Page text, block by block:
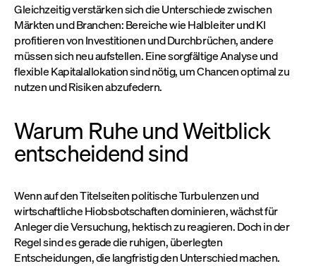
Gleichzeitig verstärken sich die Unterschiede zwischen
Märkten und Branchen: Bereiche wie Halbleiter und KI
profitieren von Investitionen und Durchbrüchen, andere
müssen sich neu aufstellen. Eine sorgfältige Analyse und
flexible Kapitalallokation sind nötig, um Chancen optimal zu
nutzen und Risiken abzufedern.
Warum Ruhe und Weitblick
entscheidend sind
Wenn auf den Titelseiten politische Turbulenzen und
wirtschaftliche Hiobsbotschaften dominieren, wächst für
Anleger die Versuchung, hektisch zu reagieren. Doch in der
Regel sind es gerade die ruhigen, überlegten
Entscheidungen, die langfristig den Unterschied machen.